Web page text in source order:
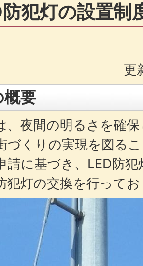
犯灯の設置制
更
要
、夜間の明るさを確
づくりの実現を図る
請に基づき、LED防
犯灯の交換を行って